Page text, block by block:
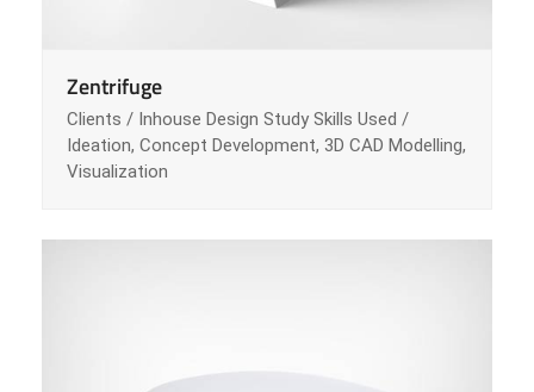
Zentrifuge
Clients / Inhouse Design Study Skills Used /
Ideation, Concept Development, 3D CAD Modelling,
Visualization